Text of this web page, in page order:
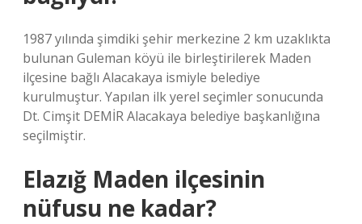
1987 yılında şimdiki şehir merkezine 2 km uzaklıkta
bulunan Guleman köyü ile birleştirilerek Maden
ilçesine bağlı Alacakaya ismiyle belediye
kurulmuştur. Yapılan ilk yerel seçimler sonucunda
Dt. Cimşit DEMİR Alacakaya belediye başkanlığına
seçilmiştir.
Elazığ Maden ilçesinin
nüfusu ne kadar?